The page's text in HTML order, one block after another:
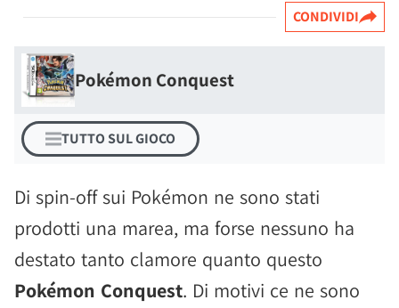
CONDIVIDI
Pokémon Conquest
TUTTO SUL GIOCO
Di spin-off sui Pokémon ne sono stati
prodotti una marea, ma forse nessuno ha
destato tanto clamore quanto questo
Pokémon Conquest. Di motivi ce ne sono